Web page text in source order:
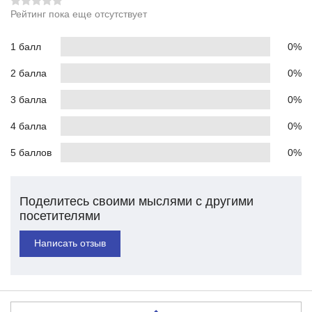
Рейтинг пока еще отсутствует
1 балл 0%
2 балла 0%
3 балла 0%
4 балла 0%
5 баллов 0%
Поделитесь своими мыслями с другими
посетителями
Написать отзыв